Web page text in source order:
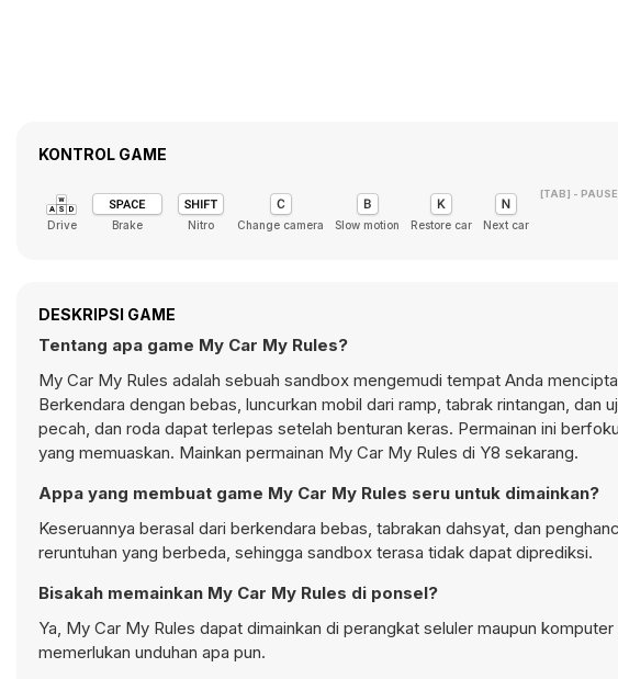
KONTROL GAME
Drive Brake Nitro Change camera Slow motion Restore car Next car
[TAB] - PAUSE
DESKRIPSI GAME
Tentang apa game My Car My Rules?
My Car My Rules adalah sebuah sandbox mengemudi tempat Anda
Berkendara dengan bebas, luncurkan mobil dari ramp, tabrak rintangan,
pecah, dan roda dapat terlepas setelah benturan keras. Permainan ini
yang memuaskan. Mainkan permainan My Car My Rules di Y8 sekarang.
Appa yang membuat game My Car My Rules seru untuk dimainkan?
Keseruannya berasal dari berkendara bebas, tabrakan dahsyat, dan
reruntuhan yang berbeda, sehingga sandbox terasa tidak dapat diprediksi.
Bisakah memainkan My Car My Rules di ponsel?
Ya, My Car My Rules dapat dimainkan di perangkat seluler maupun
memerlukan unduhan apa pun.